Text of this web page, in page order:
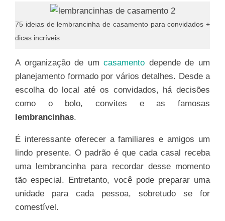
75 ideias de lembrancinha de casamento para convidados +
dicas incríveis
A organização de umcasamento depende de um
planejamento formado por vários detalhes. Desde a
escolha do local até os convidados, há decisões
como o bolo, convites e as famosas
lembrancinhas.
É interessante oferecer a familiares e amigos um
lindo presente. O padrão é que cada casal receba
uma lembrancinha para recordar desse momento
tão especial. Entretanto, você pode preparar uma
unidade para cada pessoa, sobretudo se for
comestível.